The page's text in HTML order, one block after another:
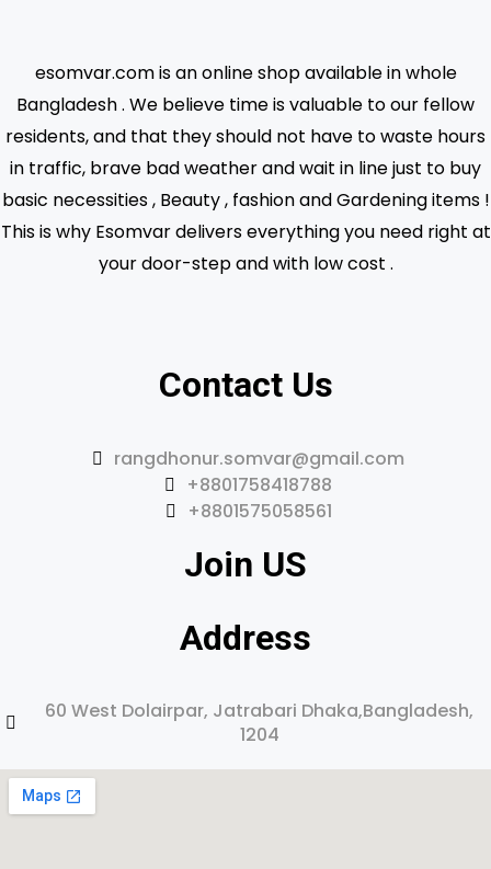
esomvar.com is an online shop available in whole
Bangladesh . We believe time is valuable to our fellow
residents, and that they should not have to waste hours
in traffic, brave bad weather and wait in line just to buy
basic necessities , Beauty , fashion and Gardening items !
This is why Esomvar delivers everything you need right at
your door-step and with low cost .
Contact Us
rangdhonur.somvar@gmail.com
+8801758418788
+8801575058561
Join US
Address
60 West Dolairpar, Jatrabari Dhaka,Bangladesh,
1204